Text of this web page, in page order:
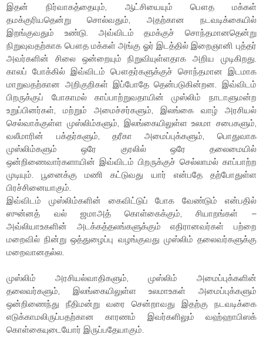
இதன் நிர்வாகத்தையும், ஆட்சியையும் பௌத மக்கள்
தமக்குரியதென்று சொல்வதும், அதற்கான நடவடிக்கையில்
இறங்குவதும் உண்டு. அவ்விடம் தமக்குச் சொந்தமானதென்று
நிறுவுவதற்காக பௌத மக்கள் அங்கு ஓர் இடத்தில் இறைஞானி புத்தர்
அவர்களின் சிலை ஒன்றையும் நிறுவியுள்ளதாக அறிய முடிகிறது.
காலப் போக்கில் இவ்விடம் பௌதர்களுக்குச் சொந்தமான இடமாக
மாறுவதற்கான அறிகுறிகள் இப்போதே தென்படுகின்றன. இவ்விடம்
பிறருக்குப் போகாமல் காப்பாற்றுவதாயின் முஸ்லிம் நாடாளுமன்ற
உறுப்பினர்கள், மற்றும் அமைச்சர்களும், இலங்கை வாழ் அரசியல்
செல்வாக்குள்ள முஸ்லிம்களும், இலங்கையிலுள்ள உலமா சபைகளும்,
வலீமாரின் பக்தர்களும், தரீகா அமைப்புக்களும், பொதுவாக
முஸ்லிம்களும் ஒரே குரலில் ஒரே தலைமையில்
ஒன்றிணைவார்களாயின் இவ்விடம் பிறருக்குச் செல்லாமல் காப்பாற்ற
முடியும். பூனைக்கு மணி கட்டுவது யார் என்பதே தற்போதுள்ள
பிரச்சினையாகும்.
இவ்விடம் முஸ்லிம்களின் கைவிட்டுப் போக வேண்டும் என்பதில்
ஸுன்னத் வல் ஜமாஅத் கொள்கைக்கும், சியாறங்கள் –
அவ்லியாஉகளின் அடக்கத்தலங்களுக்கும் எதிரானவர்கள் பற்றை
மறைவில் நின்று ஒத்துழைப்பு வழங்குவது முஸ்லிம் தலைவர்களுக்கு
மறைவானதல்ல.
முஸ்லிம் அரசியல்வாதிகளும், முஸ்லிம் அமைப்புக்களின்
தலைவர்களும், இலங்கையிலுள்ள உலமாஉகள் அமைப்புக்களும்
ஒன்றிணைந்து நீதிமன்று வரை சென்றாவது இதற்கு நடவடிக்கை
எடுக்காமலிருப்பதற்கான காரணம் இவர்களிலும் வஹ்ஹாபிஸக்
கொள்கையுடையோர் இருப்பதேயாகும்.